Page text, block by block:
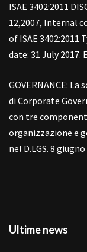
ISAE 3402:2011
12,2007, Internal
of ISAE
date: 31 July 2017.
GOVERNANCE:
di Corporate
con tre
organizzazione e
nel D.LGS. 8 giugno
Ultime news